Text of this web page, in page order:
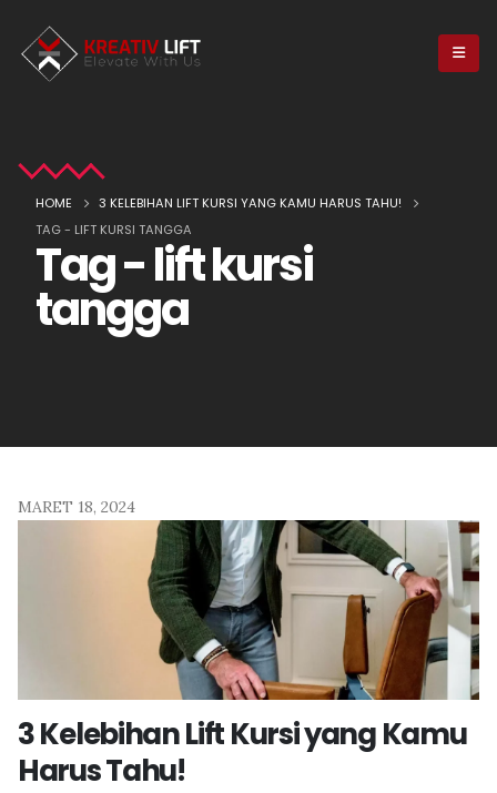
HOME
3 KELEBIHAN LIFT KURSI YANG KAMU HARUS TAHU!
TAG - LIFT KURSI TANGGA
Tag - lift kursi
tangga
3 Kelebihan Lift Kursi yang Kamu
Harus Tahu!
MARET 18, 2024